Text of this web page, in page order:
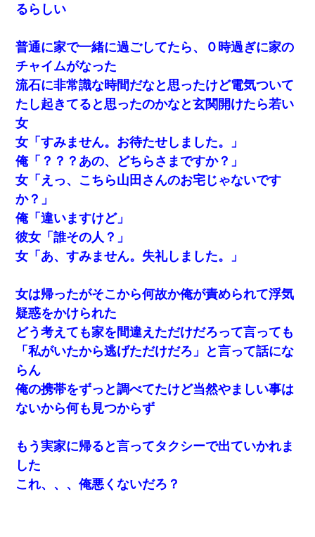
るらしい
普通に家で一緒に過ごしてたら、０時過ぎに家の
チャイムがなった
流石に非常識な時間だなと思ったけど電気ついて
たし起きてると思ったのかなと玄関開けたら若い
女
女「すみません。お待たせしました。」
俺「？？？あの、どちらさまですか？」
女「えっ、こちら山田さんのお宅じゃないです
か？」
俺「違いますけど」
彼女「誰その人？」
女「あ、すみません。失礼しました。」
女は帰ったがそこから何故か俺が責められて浮気
疑惑をかけられた
どう考えても家を間違えただけだろって言っても
「私がいたから逃げただけだろ」と言って話にな
らん
俺の携帯をずっと調べてたけど当然やましい事は
ないから何も見つからず
もう実家に帰ると言ってタクシーで出ていかれま
した
これ、、、俺悪くないだろ？